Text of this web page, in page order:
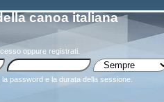
canoa italiana
oppure registrati
password e la durata della sessione.